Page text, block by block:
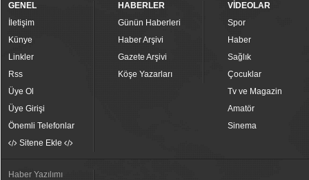
GENEL
İletişim
Künye
Linkler
Rss
Üye Ol
Üye Girişi
Önemli Telefonlar
Sitene Ekle
HABERLER
Günün Haberleri
Haber Arşivi
Gazete Arşivi
Köşe Yazarları
VİDEOLAR
Spor
Haber
Sağlık
Çocuklar
Tv ve Magazin
Amatör
Sinema
Haber Yazılımı